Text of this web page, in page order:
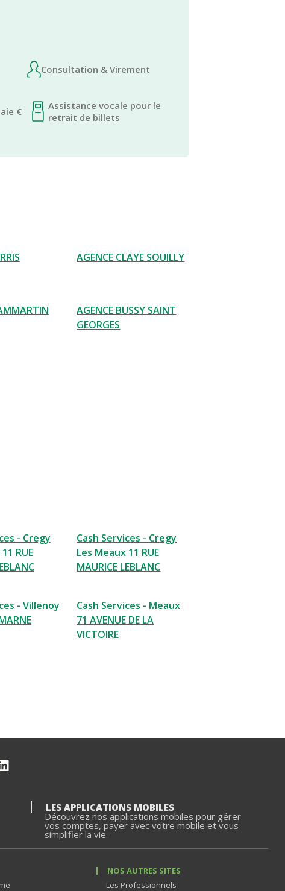
Consultation & Virement
€
Assistance vocale pour le
retrait de billets
AGENCE CLAYE SOUILLY
AGENCE BUSSY SAINT
GEORGES
- Cregy
RUE
Cash Services - Cregy
Les Meaux 11 RUE
MAURICE LEBLANC
- Villenoy
Cash Services - Meaux
71 AVENUE DE LA
VICTOIRE
LES APPLICATIONS MOBILES
Découvrez nos applications mobiles pour gérer
vos comptes, payer avec votre mobile et vous
simplifier la vie.
NOS AUTRES SITES
Les Professionnels